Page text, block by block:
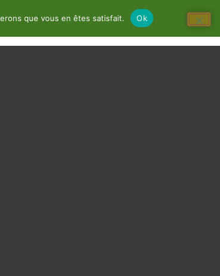
Scolaires
que vous en êtes satisfait. Ok